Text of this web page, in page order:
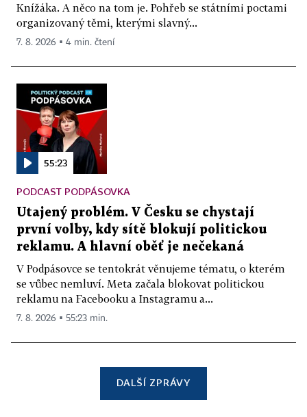
Knížáka. A něco na tom je. Pohřeb se státními poctami
organizovaný těmi, kterými slavný...
7. 8. 2026 ▪ 4 min. čtení
55:23
PODCAST PODPÁSOVKA
Utajený problém. V Česku se chystají
první volby, kdy sítě blokují politickou
reklamu. A hlavní oběť je nečekaná
V Podpásovce se tentokrát věnujeme tématu, o kterém
se vůbec nemluví. Meta začala blokovat politickou
reklamu na Facebooku a Instagramu a...
7. 8. 2026 ▪ 55:23 min.
DALŠÍ ZPRÁVY